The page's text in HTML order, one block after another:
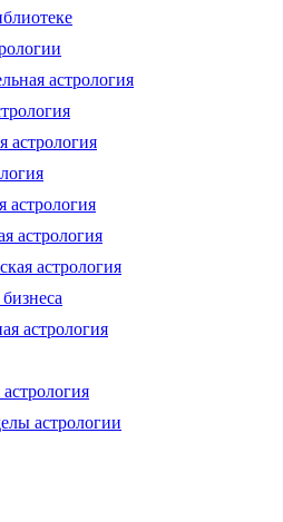
астрология
астрология
астрология
астрология
астрология
астрология
астрологии